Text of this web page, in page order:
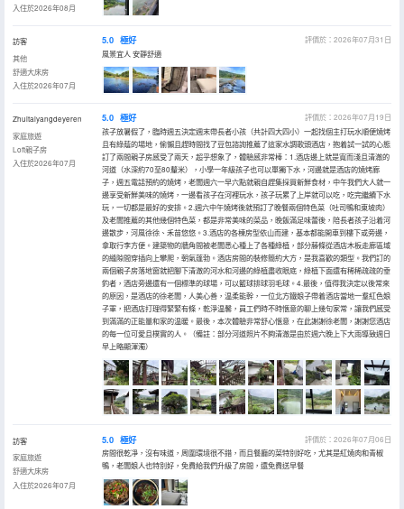
入住於2026年08月
訪客
其他
舒適大床房
入住於2026年07月
5.0 極好
評價於：2026年07月31日
風景宜人 安靜舒適
Zhuitaiyangdeyeren
家庭旅遊
Loft親子房
入住於2026年07月
5.0 極好
評價於：2026年07月19日
孩子放暑假了，臨時週五決定週末帶長者小孩（共計四大四小）一起找個主打玩水順便燒烤
且有綠蔭的場地，偷懶且趕時間找了豆包諮詢推薦了這家水調歌頭酒店，抱着試一試的心態
訂了兩間親子房感受了兩天，超乎想象了，體驗感非常棒：1.酒店邊上就是寬而淺且清澈的
河道（水深約70至80釐米），小學一年級孩子也可以單獨下水，河邊就是酒店的燒烤廊
子，週五電話預約的燒烤，老闆週六一早六點就親自趕集採買新鮮食材，中午我們大人就一
邊享受新鮮美味的燒烤，一邊看孩子在河裡玩水，孩子玩累了上岸就可以吃，吃完繼續下水
玩，一切都是最好的安排。2.週六中午燒烤後就預訂了晚餐兩個特色菜（吐司鴨和東坡肉）
及老闆推薦的其他幾個特色菜，都是非常美味的菜品，晚飯滿足味蕾後，陪長者孩子沿着河
邊散步，河風徐徐、禾苗悠悠。3.酒店的各棟房型依山而建，基本都能開車到樓下或旁邊，
拿取行李方便。建築物的牆角間被老闆悉心種上了各種綠植，部分藤條從酒店木板走廊區域
的縫隙間穿插向上攀爬，朝氣蓬勃。酒店房間的裝修簡約大方，是我喜歡的類型。我們訂的
兩個親子房落地窗就把腳下清澈的河水和河邊的綠植盡收眼底，綠植下面還有稀稀疏疏的垂
釣者，酒店旁邊還有一個標準的球場，可以籃球排球羽毛球。4.最後，值得我決定以後常來
的原因，是酒店的徐老闆，人美心善，温柔能幹，一位北方鐵娘子帶着酒店當地一羣紅色娘
子軍，把酒店打理得緊緊有條，乾淨温馨，員工們時不時愜意的聊上幾句家常，讓我們感受
到滿滿的正能量和家的温暖。最後，本次體驗非常舒心愜意，在此謝謝徐老闆，謝謝您酒店
的每一位可愛且樸實的人。（備註：部分河道照片不夠清澈是由於週六晚上下大雨導致週日
早上略顯渾濁）
訪客
家庭旅遊
舒適大床房
入住於2026年07月
5.0 極好
評價於：2026年07月06日
房間很乾凈，沒有味道，周圍環境很不錯，而且餐廳的菜特別好吃，尤其是紅燒肉和青椒
鴨，老闆娘人也特別好，免費給我們升級了房間，還免費送早餐